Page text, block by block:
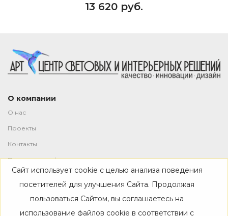
13 620 руб.
О компании
О нас
Проекты
Контакты
Политика конфиденциальности
Магазин
Каталог
Дизайнерам
Сайт использует cookie с целью анализа поведения
посетителей для улучшения Сайта. Продолжая
пользоваться Сайтом, вы соглашаетесь на
использование файлов cookie в соответствии с